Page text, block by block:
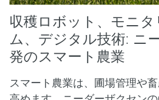
収穫ロボット、モニ
ム、デジタル技術: ニ
発のスマート農業
スマート農業は、圃場管理や